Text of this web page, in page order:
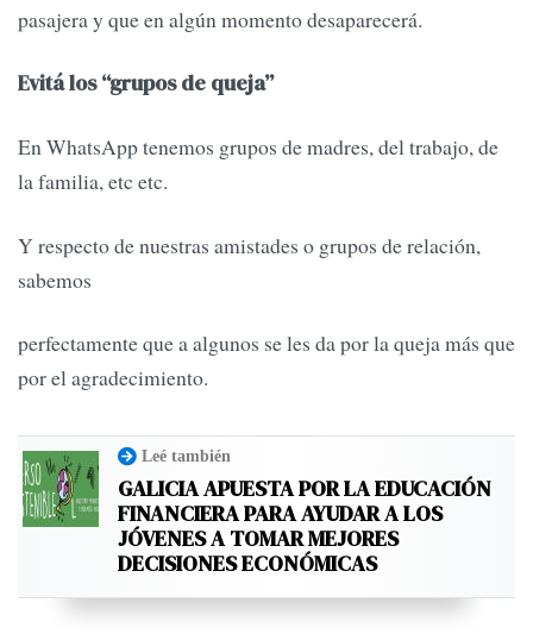
pasajera y que en algún momento desaparecerá.
Evitá los “grupos de queja”
En WhatsApp tenemos grupos de madres, del trabajo, de
la familia, etc etc.
Y respecto de nuestras amistades o grupos de relación,
sabemos
perfectamente que a algunos se les da por la queja más que
por el agradecimiento.
Leé también
GALICIA APUESTA POR LA EDUCACIÓN
FINANCIERA PARA AYUDAR A LOS
JÓVENES A TOMAR MEJORES
DECISIONES ECONÓMICAS